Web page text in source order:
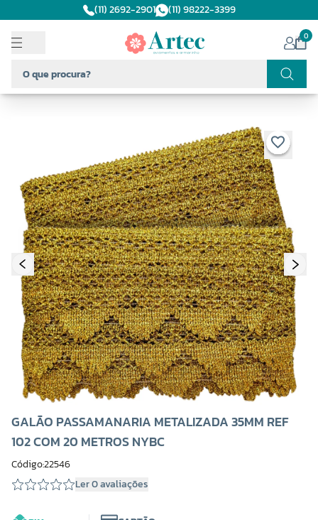
(11) 2692-2901 (11) 98222-3399
0
GALÃO PASSAMANARIA METALIZADA 35MM REF
102 COM 20 METROS NYBC
Código:22546
Ler 0 avaliações